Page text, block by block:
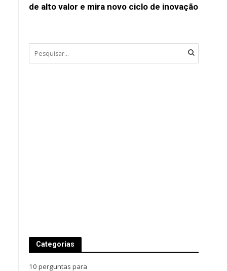
de alto valor e mira novo ciclo de inovação
Categorias
10 perguntas para